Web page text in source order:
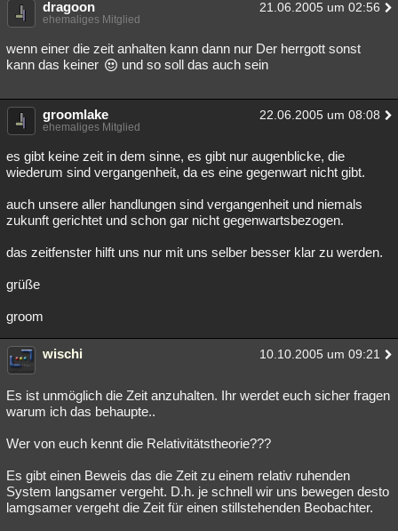
dragoon 21.06.2005 um 02:56
ehemaliges Mitglied
wenn einer die zeit anhalten kann dann nur Der herrgott sonst
kann das keiner
und so soll das auch sein
groomlake 22.06.2005 um 08:08
ehemaliges Mitglied
es gibt keine zeit in dem sinne, es gibt nur augenblicke, die
wiederum sind vergangenheit, da es eine gegenwart nicht gibt.
auch unsere aller handlungen sind vergangenheit und niemals
zukunft gerichtet und schon gar nicht gegenwartsbezogen.
das zeitfenster hilft uns nur mit uns selber besser klar zu werden.
grüße
groom
wischi 10.10.2005 um 09:21
Es ist unmöglich die Zeit anzuhalten. Ihr werdet euch sicher fragen
warum ich das behaupte..
Wer von euch kennt die Relativitätstheorie???
Es gibt einen Beweis das die Zeit zu einem relativ ruhenden
System langsamer vergeht. D.h. je schnell wir uns bewegen desto
lamgsamer vergeht die Zeit für einen stillstehenden Beobachter.